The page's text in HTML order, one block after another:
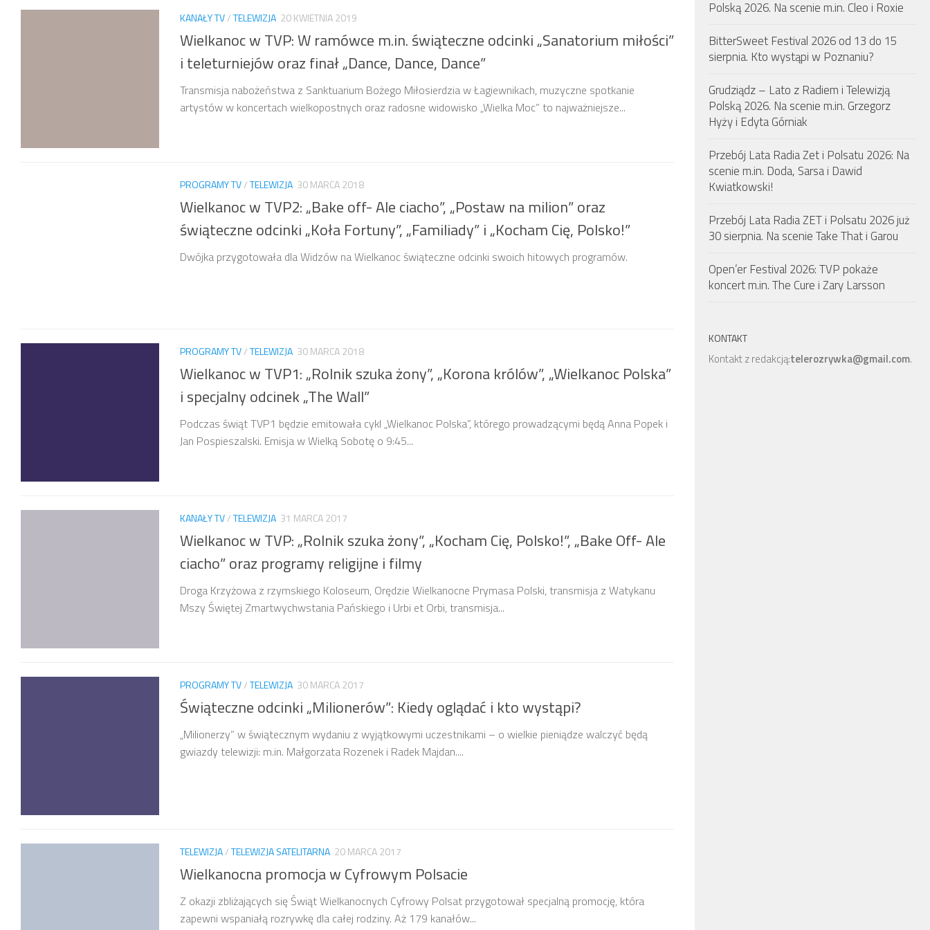
KANAŁY TV/TELEWIZJA 20 KWIETNIA 2019
Wielkanoc w TVP: W ramówce m.in. świąteczne odcinki „Sanatorium miłości”
i teleturniejów oraz finał „Dance, Dance, Dance”
Transmisja nabożeństwa z Sanktuarium Bożego Miłosierdzia w Łagiewnikach, muzyczne spotkanie
artystów w koncertach wielkopostnych oraz radosne widowisko „Wielka Moc” to najważniejsze...
PROGRAMY TV/TELEWIZJA 30 MARCA 2018
Wielkanoc w TVP2: „Bake off- Ale ciacho”, „Postaw na milion” oraz
świąteczne odcinki „Koła Fortuny”, „Familiady” i „Kocham Cię, Polsko!”
Dwójka przygotowała dla Widzów na Wielkanoc świąteczne odcinki swoich hitowych programów.
PROGRAMY TV/TELEWIZJA 30 MARCA 2018
Wielkanoc w TVP1: „Rolnik szuka żony”, „Korona królów”, „Wielkanoc Polska”
i specjalny odcinek „The Wall”
Podczas świąt TVP1 będzie emitowała cykl „Wielkanoc Polska”, którego prowadzącymi będą Anna Popek i
Jan Pospieszalski. Emisja w Wielką Sobotę o 9:45...
KANAŁY TV/TELEWIZJA 31 MARCA 2017
Wielkanoc w TVP: „Rolnik szuka żony”, „Kocham Cię, Polsko!”, „Bake Off- Ale
ciacho” oraz programy religijne i filmy
Droga Krzyżowa z rzymskiego Koloseum, Orędzie Wielkanocne Prymasa Polski, transmisja z Watykanu
Mszy Świętej Zmartwychwstania Pańskiego i Urbi et Orbi, transmisja...
PROGRAMY TV/TELEWIZJA 30 MARCA 2017
Świąteczne odcinki „Milionerów”: Kiedy oglądać i kto wystąpi?
„Milionerzy” w świątecznym wydaniu z wyjątkowymi uczestnikami – o wielkie pieniądze walczyć będą
gwiazdy telewizji: m.in. Małgorzata Rozenek i Radek Majdan....
TELEWIZJA/TELEWIZJA SATELITARNA 20 MARCA 2017
Wielkanocna promocja w Cyfrowym Polsacie
Z okazji zbliżających się Świąt Wielkanocnych Cyfrowy Polsat przygotował specjalną promocję, która
zapewni wspaniałą rozrywkę dla całej rodziny. Aż 179 kanałów...
Polską 2026. Na scenie m.in. Cleo i Roxie
BitterSweet Festival 2026 od 13 do 15
sierpnia. Kto wystąpi w Poznaniu?
Grudziądz – Lato z Radiem i Telewizją
Polską 2026. Na scenie m.in. Grzegorz
Hyży i Edyta Górniak
Przebój Lata Radia Zet i Polsatu 2026: Na
scenie m.in. Doda, Sarsa i Dawid
Kwiatkowski!
Przebój Lata Radia ZET i Polsatu 2026 już
30 sierpnia. Na scenie Take That i Garou
Open’er Festival 2026: TVP pokaże
koncert m.in. The Cure i Zary Larsson
KONTAKT
Kontakt z redakcją:telerozrywka@gmail.com.